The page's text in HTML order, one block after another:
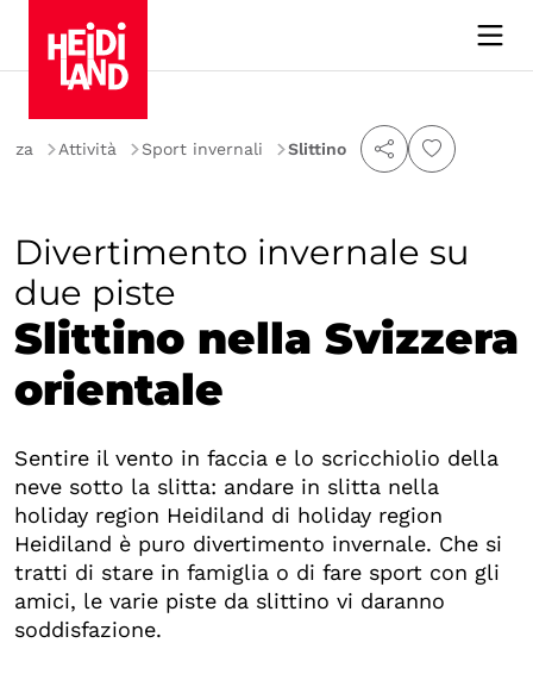
Attività Sport invernali Slittino
Divertimento invernale su
due piste
Slittino nella Svizzera
orientale
Sentire il vento in faccia e lo scricchiolio della
neve sotto la slitta: andare in slitta nella
holiday region Heidiland di holiday region
Heidiland è puro divertimento invernale. Che si
tratti di stare in famiglia o di fare sport con gli
amici, le varie piste da slittino vi daranno
soddisfazione.